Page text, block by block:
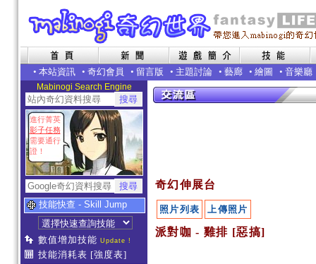
• 本站資訊 • 奇幻會員 • 留言版 • 主題討論 • 藝廊 • 繪圖 • 音樂廳
Mabinogi Search Engine
進行菁英
影子任務
需要通行
證！
技能快查 - Skill Jump
數值增加技能 Update !
技能消耗表 [強度表]
奇幻伸展台
照片列表 上傳照片
派對咖 - 雞排 [惡搞]